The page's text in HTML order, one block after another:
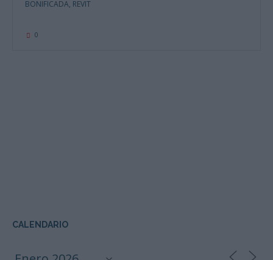
BONIFICADA, REVIT
0
CALENDARIO